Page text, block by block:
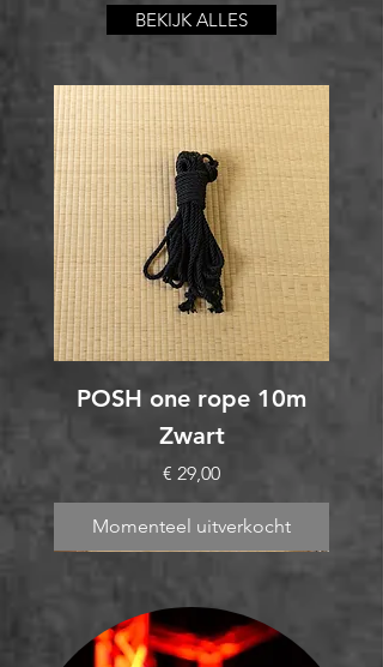
BEKIJK ALLES
POSH one rope 10m
Zwart
Prijs
€ 29,00
Momenteel uitverkocht